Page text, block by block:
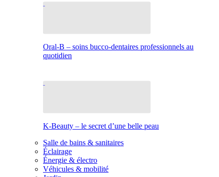
Oral-B – soins bucco-dentaires professionnels au
quotidien
K-Beauty – le secret d’une belle peau
Salle de bains & sanitaires
Éclairage
Énergie & électro
Véhicules & mobilité